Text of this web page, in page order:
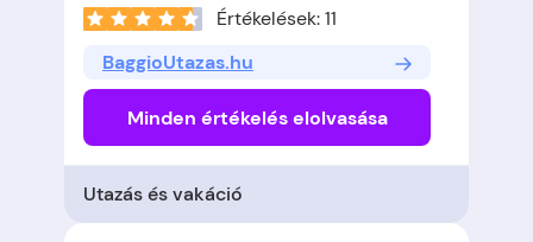
Értékelések: 11
BaggioUtazas.hu
Minden értékelés elolvasása
Utazás és vakáció